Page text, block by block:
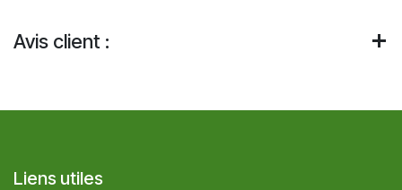
Avis client :
Liens utiles